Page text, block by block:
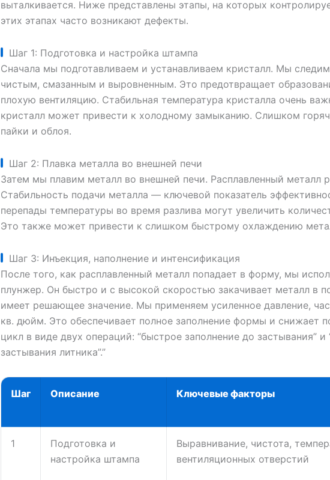
выталкивается. Ниже представлены этапы, на которых
этих этапах часто возникают дефекты.
Шаг 1: Подготовка и настройка штампа
Сначала мы подготавливаем и устанавливаем кристалл. Мы
чистым, смазанным и выровненным. Это предотвращает
плохую вентиляцию. Стабильная температура кристалла очень
кристалл может привести к холодному замыканию. Слишком
пайки и облоя.
Шаг 2: Плавка металла во внешней печи
Затем мы плавим металл во внешней печи. Расплавленный металл
Стабильность подачи металла — ключевой показатель
перепады температуры во время разлива могут увеличить
Это также может привести к слишком быстрому охлаждению
Шаг 3: Инъекция, наполнение и интенсификация
После того, как расплавленный металл попадает в форму, мы
плунжер. Он быстро и с высокой скоростью закачивает металл в
имеет решающее значение. Мы применяем усиленное давление,
кв. дюйм. Это обеспечивает полное заполнение формы и снижает
цикл в виде двух операций: “быстрое заполнение до застывания” и
застывания литника”.”
Шаг Описание Ключевые факторы
1
Подготовка и
настройка штампа
Выравнивание, чистота,
вентиляционных отверстий